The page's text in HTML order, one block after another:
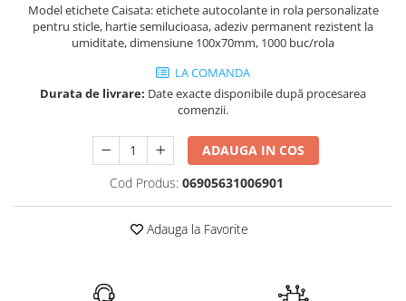
Model etichete Caisata: etichete autocolante in rola personalizate
pentru sticle, hartie semilucioasa, adeziv permanent rezistent la
umiditate, dimensiune 100x70mm, 1000 buc/rola
LA COMANDA
Durata de livrare: Date exacte disponibile după procesarea
comenzii.
ADAUGA IN COS
Cod Produs: 06905631006901
Adauga la Favorite